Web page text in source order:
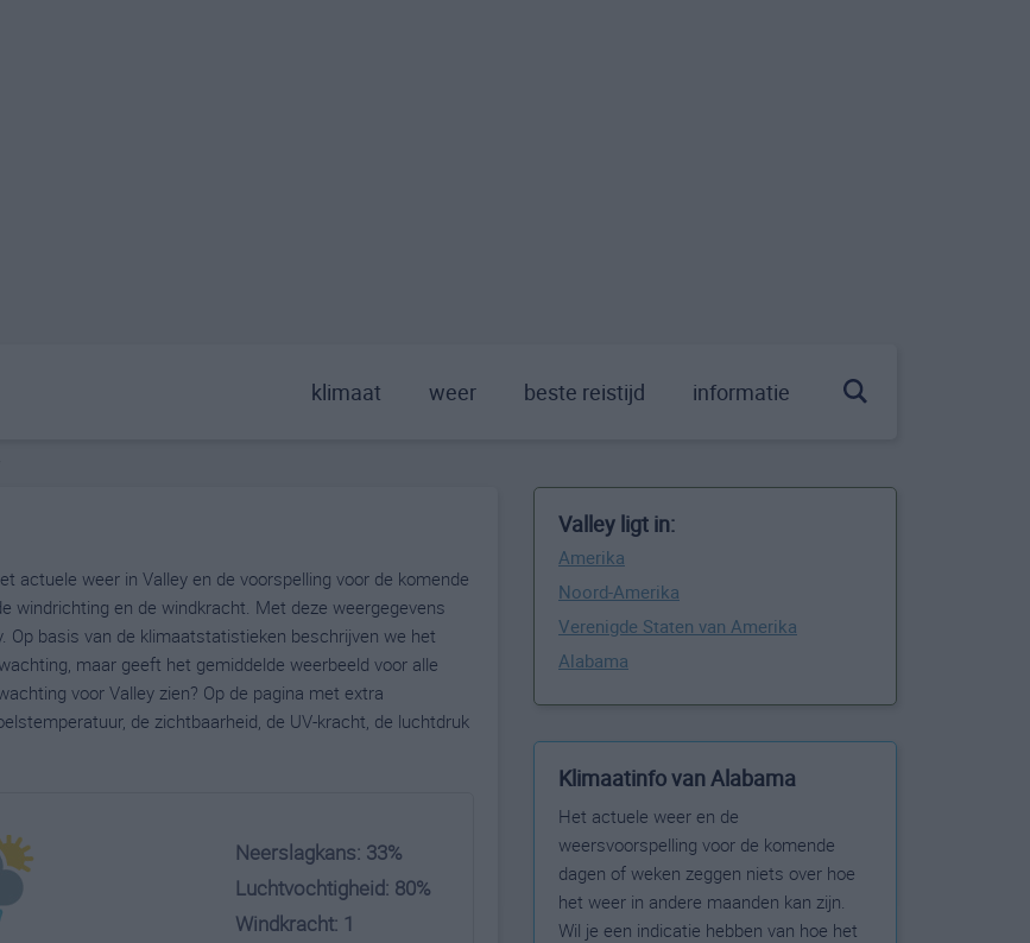
klimaat weer beste reistijd informatie
actuele weer in Valley en de voorspelling voor de komende
windrichting en de windkracht. Met deze weergegevens
Op basis van de klimaatstatistieken beschrijven we het
maar geeft het gemiddelde weerbeeld voor alle
voor Valley zien? Op de pagina met extra
de zichtbaarheid, de UV-kracht, de luchtdruk
Neerslagkans: 33%
Luchtvochtigheid: 80%
Windkracht: 1
Valley ligt in:
Amerika
Noord-Amerika
Verenigde Staten van Amerika
Alabama
Klimaatinfo van Alabama
Het actuele weer en de
weersvoorspelling voor de komende
dagen of weken zeggen niets over hoe
het weer in andere maanden kan zijn.
Wil je een indicatie hebben van hoe het